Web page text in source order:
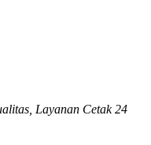
Layanan Cetak 24